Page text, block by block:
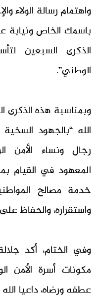
واهتمام رسالة الولاء
باسمك الخاص ونيابة
الذكرى السبعين
الوطني”.
وبمناسبة هذه الذكرى
الله “بالجهود
رجال ونساء الأمن
المعهود في القيام
خدمة مصالح
واستقراره، والحفاظ
وفي الختام، أكد
مكونات أسرة الأمن
عطفه ورضاه، داعيا